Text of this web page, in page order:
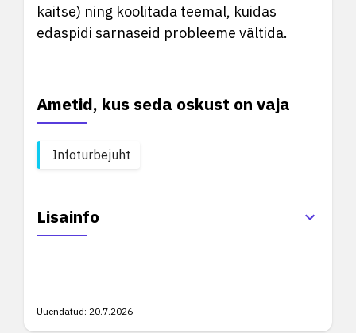
kaitse) ning koolitada teemal, kuidas
edaspidi sarnaseid probleeme vältida.
Ametid, kus seda oskust on vaja
Infoturbejuht
Lisainfo
Uuendatud: 20.7.2026